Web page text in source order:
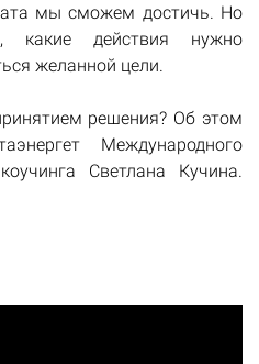
мы сможем достичь. Но
действия нужно
желанной цели.
решения? Об этом
Международного
Светлана Кучина.